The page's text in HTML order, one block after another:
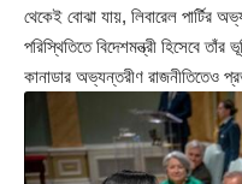
থেকেই বোঝা যায়, লিবারেল পার্টির
পরিস্থিতিতে বিদেশমন্ত্রী হিসেবে
কানাডার অভ্যন্তরীণ রাজনীতিতেও